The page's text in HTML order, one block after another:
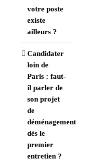
votre poste
existe
ailleurs ?
Candidater
loin de
Paris : faut-
il parler de
son projet
de
déménagement
dès le
premier
entretien ?